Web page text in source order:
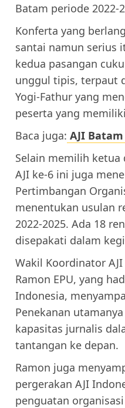
Batam periode 2022-
Konferta yang
santai namun serius
kedua pasangan
unggul tipis, terpaut
Yogi-Fathur yang
peserta yang
Baca juga: AJI
Selain memilih ketua
AJI ke-6 ini juga
Pertimbangan
menentukan usulan
2022-2025. Ada 18
disepakati dalam
Wakil Koordinator
Ramon EPU, yang
Indonesia,
Penekanan
kapasitas jurnalis
tantangan ke depan.
Ramon juga
pergerakan AJI
penguatan